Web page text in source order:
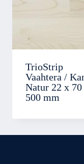
TrioStrip
Vaahtera /
Natur 22 x
500 mm